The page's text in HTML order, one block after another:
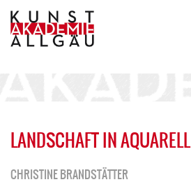
LANDSCHAFT IN AQUARELL
CHRISTINE BRANDSTÄTTER